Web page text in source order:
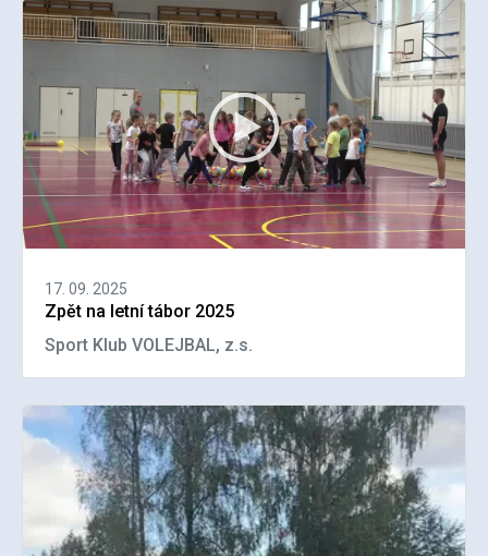
17. 09. 2025
Zpět na letní tábor 2025
Sport Klub VOLEJBAL, z.s.